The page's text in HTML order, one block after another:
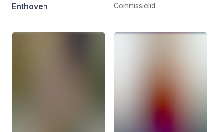
Enthoven
Commissielid